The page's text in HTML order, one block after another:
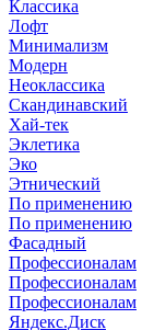
Классика
Лофт
Минимализм
Модерн
Неоклассика
Скандинавский
Хай-тек
Эклетика
Эко
Этнический
По применению
По применению
Фасадный
Профессионалам
Профессионалам
Профессионалам
Яндекс.Диск